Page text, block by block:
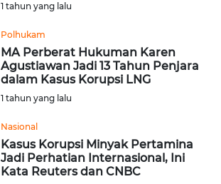
1 tahun yang lalu
Polhukam
MA Perberat Hukuman Karen
Agustiawan Jadi 13 Tahun Penjara
dalam Kasus Korupsi LNG
1 tahun yang lalu
Nasional
Kasus Korupsi Minyak Pertamina
Jadi Perhatian Internasional, Ini
Kata Reuters dan CNBC